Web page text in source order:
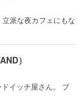
派な夜カフェにもな
）
イッチ屋さん。 ブ